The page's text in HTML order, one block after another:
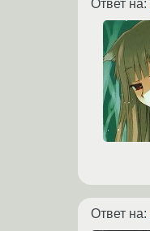
Ответ на:
Ответ на: